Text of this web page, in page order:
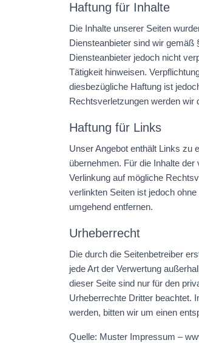
Haftung für Inhalte
Die Inhalte unserer Seiten
Diensteanbieter sind wir gemäß
Diensteanbieter jedoch nicht
Tätigkeit hinweisen.
diesbezügliche Haftung ist
Rechtsverletzungen werden wir
Haftung für Links
Unser Angebot enthält Links zu
übernehmen. Für die Inhalte
Verlinkung auf mögliche
verlinkten Seiten ist jedoch
umgehend entfernen.
Urheberrecht
Die durch die Seitenbetreiber
jede Art der Verwertung
dieser Seite sind nur für den
Urheberrechte Dritter beachtet.
werden, bitten wir um einen
Quelle: Muster Impressum –